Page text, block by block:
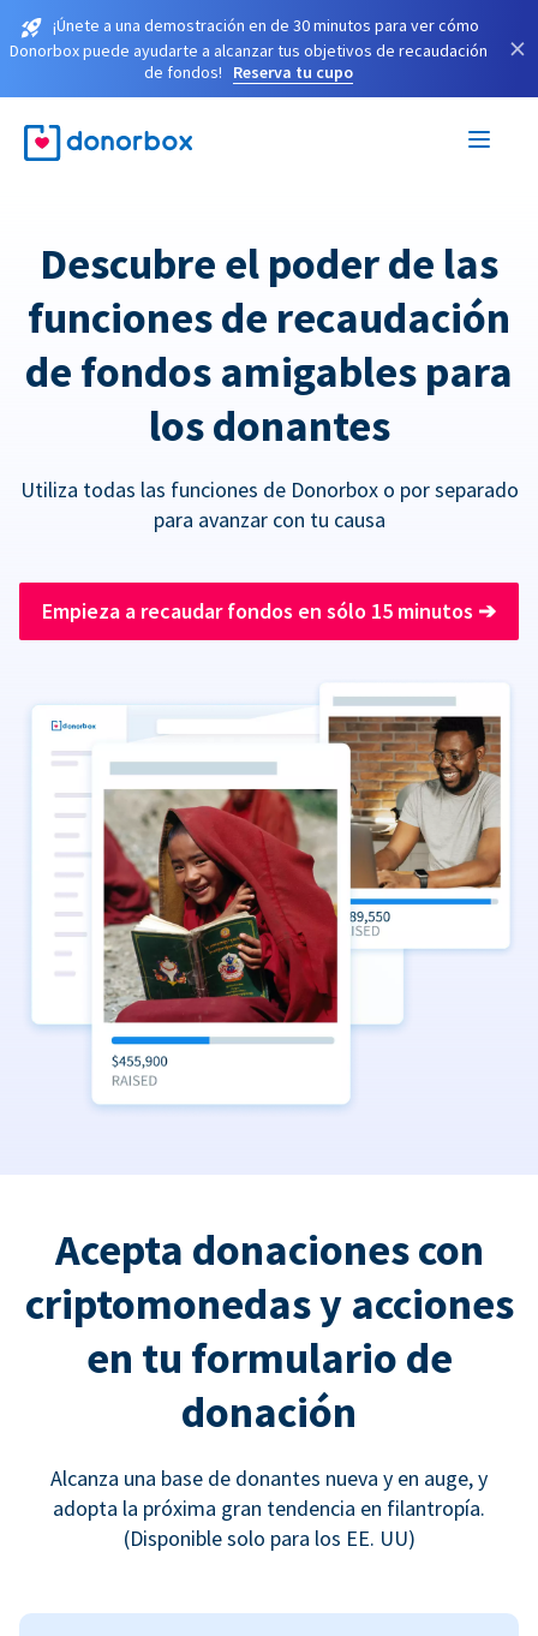
¡Únete a una demostración en de 30 minutos para ver cómo
Donorbox puede ayudarte a alcanzar tus objetivos de recaudación
de fondos!
Reserva tu cupo
×
Descubre el poder de las
funciones de recaudación
de fondos amigables para
los donantes
Utiliza todas las funciones de Donorbox o por separado
para avanzar con tu causa
Empieza a recaudar fondos en sólo 15 minutos ➔
Acepta donaciones con
criptomonedas y acciones
en tu formulario de
donación
Alcanza una base de donantes nueva y en auge, y
adopta la próxima gran tendencia en filantropía.
(Disponible solo para los EE. UU)